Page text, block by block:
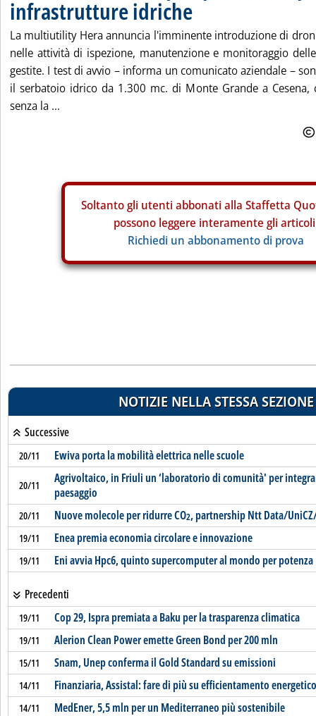
infrastrutture idriche
La multiutility Hera annuncia l'imminente introduzione di
nelle attività di ispezione, manutenzione e monitoraggio
gestite. I test di avvio – informa un comunicato aziendale –
il serbatoio idrico da 1.300 mc. di Monte Grande a Cesena,
senza la ...
Soltanto gli utenti abbonati alla Staffetta
possono leggere interamente gli
Richiedi un abbonamento di prova
NOTIZIE NELLA STESSA SEZIONE
Successive
20/11 Ewiva porta la mobilità elettrica nelle scuole
20/11
Agrivoltaico, in Friuli un ‘laboratorio di comunità' per
paesaggio
20/11 Nuove molecole per ridurre CO2, partnership Ntt Data/
19/11 Enea premia economia circolare e innovazione
19/11 Eni avvia Hpc6, quinto supercomputer al mondo per potenza
Precedenti
19/11 Cop 29, Ispra premiata a Baku per la trasparenza climatica
19/11 Alerion Clean Power emette Green Bond per 200 mln
15/11 Snam, Unep conferma il Gold Standard su emissioni
14/11 Finanziaria, Assistal: fare di più su efficientamento
14/11 MedEner, 5,5 mln per un Mediterraneo più sostenibile